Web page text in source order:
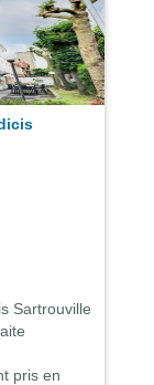
Sartrouville
pris en